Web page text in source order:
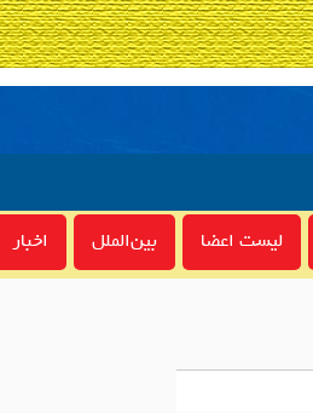
لیست اعضا بین‌الملل اخبار